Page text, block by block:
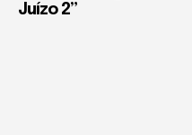
Juízo 2”